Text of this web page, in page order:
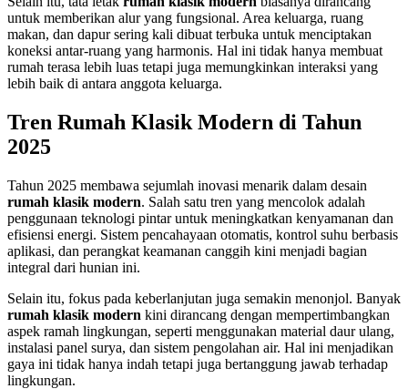
untuk memberikan alur yang fungsional. Area keluarga, ruang
makan, dan dapur sering kali dibuat terbuka untuk menciptakan
koneksi antar-ruang yang harmonis. Hal ini tidak hanya membuat
rumah terasa lebih luas tetapi juga memungkinkan interaksi yang
lebih baik di antara anggota keluarga.
Tren Rumah Klasik Modern di Tahun
2025
Tahun 2025 membawa sejumlah inovasi menarik dalam desain
rumah klasik modern. Salah satu tren yang mencolok adalah
penggunaan teknologi pintar untuk meningkatkan kenyamanan dan
efisiensi energi. Sistem pencahayaan otomatis, kontrol suhu berbasis
aplikasi, dan perangkat keamanan canggih kini menjadi bagian
integral dari hunian ini.
Selain itu, fokus pada keberlanjutan juga semakin menonjol. Banyak
rumah klasik modern kini dirancang dengan mempertimbangkan
aspek ramah lingkungan, seperti menggunakan material daur ulang,
instalasi panel surya, dan sistem pengolahan air. Hal ini menjadikan
gaya ini tidak hanya indah tetapi juga bertanggung jawab terhadap
lingkungan.